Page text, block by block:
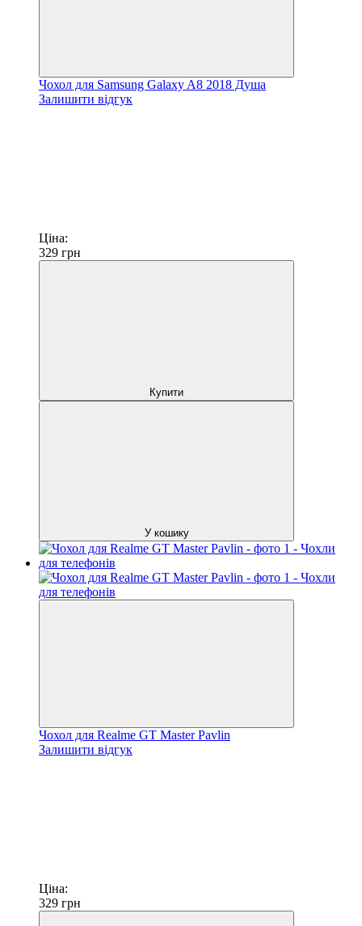
Чохол для Samsung Galaxy A8 2018 Душа
Залишити відгук
Ціна:
329 грн
Купити
У кошику
Чохол для Realme GT Master Pavlin
Залишити відгук
Ціна:
329 грн